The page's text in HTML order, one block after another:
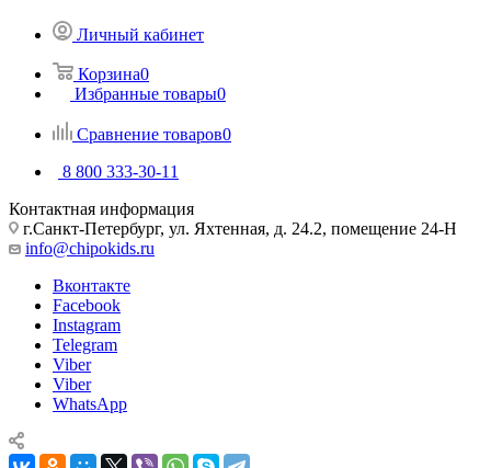
Личный кабинет
Корзина0
Избранные товары0
Сравнение товаров0
8 800 333-30-11
Контактная информация
г.Санкт-Петербург, ул. Яхтенная, д. 24.2, помещение 24-Н
info@chipokids.ru
Вконтакте
Facebook
Instagram
Telegram
Viber
Viber
WhatsApp